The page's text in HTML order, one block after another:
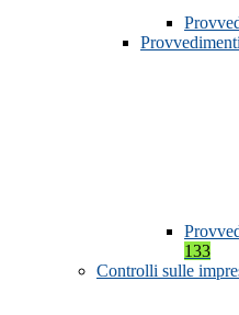
133
Controlli sulle